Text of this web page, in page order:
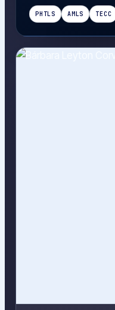
PHTLS AMLS TECC